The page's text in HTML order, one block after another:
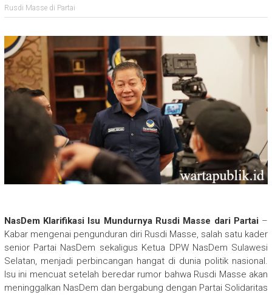
Rusdi Masse di Partai
NasDem Klarifikasi Isu Mundurnya Rusdi Masse dari Partai –
Kabar mengenai pengunduran diri Rusdi Masse, salah satu kader
senior Partai NasDem sekaligus Ketua DPW NasDem Sulawesi
Selatan, menjadi perbincangan hangat di dunia politik nasional.
Isu ini mencuat setelah beredar rumor bahwa Rusdi Masse akan
meninggalkan NasDem dan bergabung dengan Partai Solidaritas